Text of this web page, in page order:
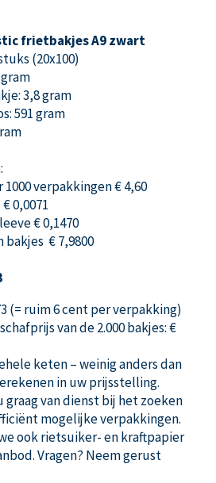
frietbakjes A9 zwart
(20x100)
3,8 gram
591 gram
verpakkingen € 4,60
0,0071
€ 0,1470
€ 7,9800
(= ruim 6 cent per verpakking)
van de 2.000 bakjes: €
keten – weinig anders dan
in uw prijsstelling.
van dienst bij het zoeken
mogelijke verpakkingen.
ook rietsuiker- en kraftpapier
Vragen? Neem gerust